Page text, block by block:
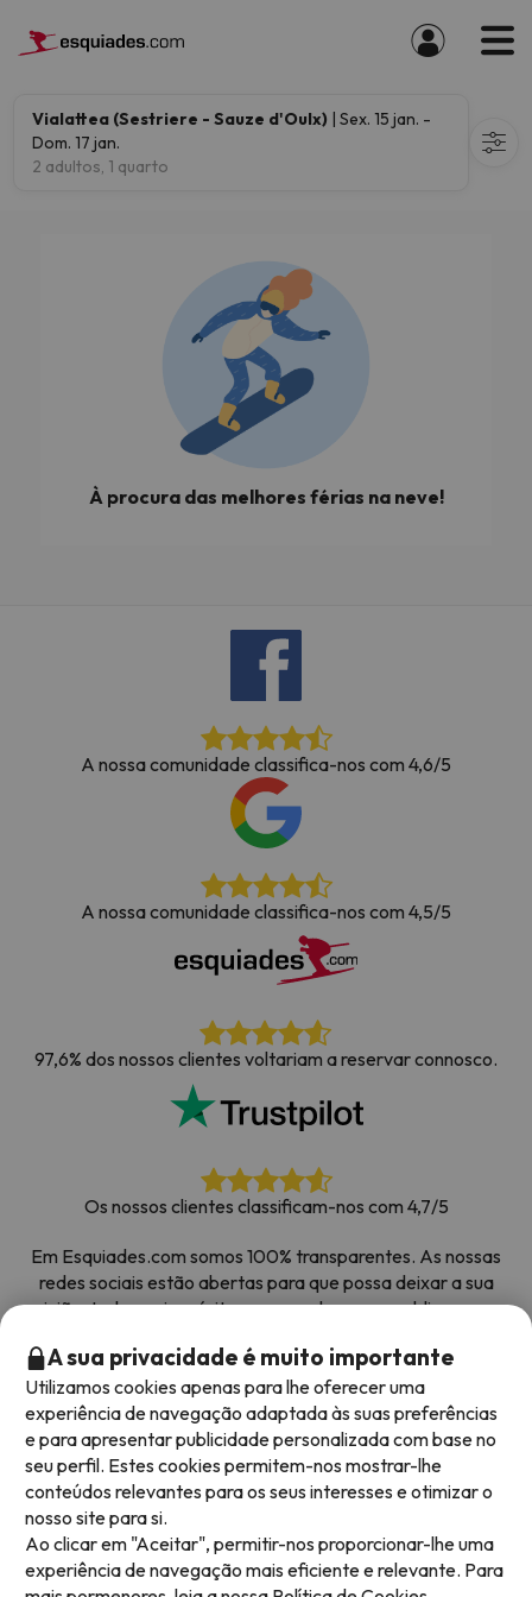
Vialattea (Sestriere - Sauze d'Oulx) | Sex. 15 jan. -
Dom. 17 jan.
2 adultos, 1 quarto
À procura das melhores férias na neve!
A nossa comunidade classifica-nos com 4,6/5
A nossa comunidade classifica-nos com 4,5/5
97,6% dos nossos clientes voltariam a reservar connosco.
Os nossos clientes classificam-nos com 4,7/5
Em Esquiades.com somos 100% transparentes. As nossas
redes sociais estão abertas para que possa deixar a sua
opinião, todos os inquéritos que recebemos e publicamos na
Obrigado pela confiança|Mais de 700 000 pessoas
reservaram as suas férias na neve com Esquiades.com
Métodos de pagamento disponíveis
A sua privacidade é muito importante
Utilizamos cookies apenas para lhe oferecer uma
experiência de navegação adaptada às suas preferências
e para apresentar publicidade personalizada com base no
seu perfil. Estes cookies permitem-nos mostrar-lhe
conteúdos relevantes para os seus interesses e otimizar o
nosso site para si.
Ao clicar em "Aceitar", permitir-nos proporcionar-lhe uma
experiência de navegação mais eficiente e relevante. Para